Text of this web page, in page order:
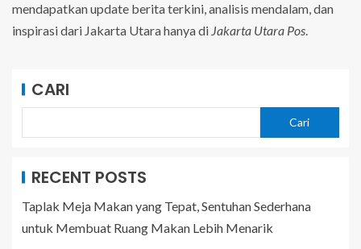
mendapatkan update berita terkini, analisis mendalam, dan
inspirasi dari Jakarta Utara hanya di Jakarta Utara Pos.
CARI
Cari
RECENT POSTS
Taplak Meja Makan yang Tepat, Sentuhan Sederhana
untuk Membuat Ruang Makan Lebih Menarik